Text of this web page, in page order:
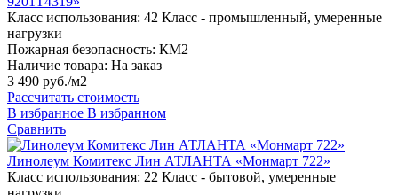
Класс использования: 42 Класс - промышленный, умеренные
нагрузки
Пожарная безопасность: КМ2
Наличие товара: На заказ
3 490 руб./м2
Рассчитать стоимость
В избранное В избранном
Сравнить
Линолеум Комитекс Лин АТЛАНТА «Монмарт 722»
Класс использования: 22 Класс - бытовой, умеренные